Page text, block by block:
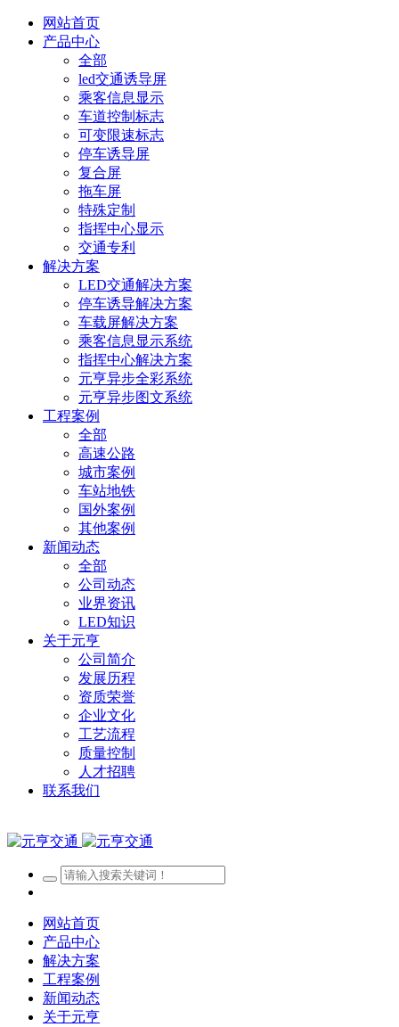
网站首页
产品中心
全部
led交通诱导屏
乘客信息显示
车道控制标志
可变限速标志
停车诱导屏
复合屏
拖车屏
特殊定制
指挥中心显示
交通专利
解决方案
LED交通解决方案
停车诱导解决方案
车载屏解决方案
乘客信息显示系统
指挥中心解决方案
元亨异步全彩系统
元亨异步图文系统
工程案例
全部
高速公路
城市案例
车站地铁
国外案例
其他案例
新闻动态
全部
公司动态
业界资讯
LED知识
关于元亨
公司简介
发展历程
资质荣誉
企业文化
工艺流程
质量控制
人才招聘
联系我们
网站首页
产品中心
解决方案
工程案例
新闻动态
关于元亨